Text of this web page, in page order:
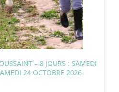
– 8 JOURS : SAMEDI
24 OCTOBRE 2026